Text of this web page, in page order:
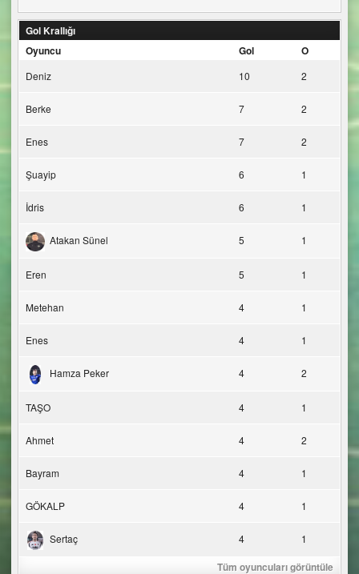
Gol Krallığı
Oyuncu
Gol O
Deniz 10 2
Berke 7 2
Enes 7 2
Şuayip 6 1
İdris 6 1
Atakan Sünel 5 1
Eren 5 1
Metehan 4 1
Enes 4 1
Hamza Peker 4 2
TAŞO 4 1
Ahmet 4 2
Bayram 4 1
GÖKALP 4 1
Sertaç 4 1
Tüm oyuncuları görüntüle